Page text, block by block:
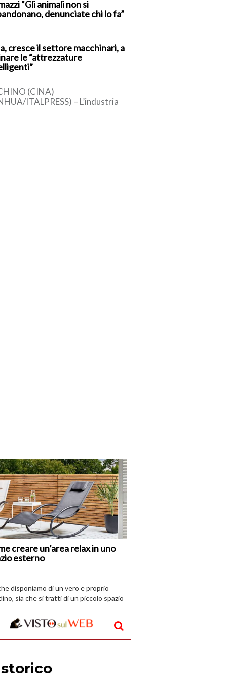
“Gli animali non si
denunciate chi lo fa”
cresce il settore macchinari, a
le “attrezzature
(CINA)
ITALPRESS) – L’industria
creare un’area relax in uno
esterno
di
I
Vespri
disponiamo di un vero e proprio
sia che si tratti di un piccolo spazio